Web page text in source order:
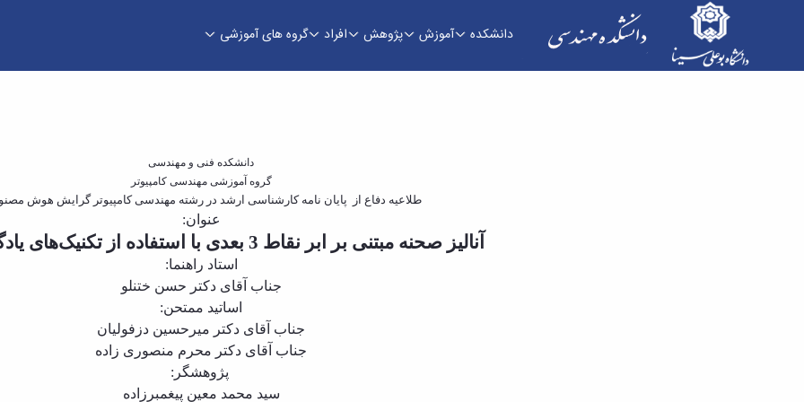
دانشکده آموزش پژوهش افراد گروه های آموزشی
دانشکده فنی و مهندسی
گروه آموزشی مهندسی کامپیوتر
طلاعیه دفاع از پایان نامه کارشناسی ارشد در رشته مهندسی کامپیوتر گرایش هوش
عنوان:
آنالیز صحنه مبتنی بر ابر نقاط 3 بعدی با استفاده از تکنیک‌های یادگیری عمیق
استاد راهنما:
جناب آقای دکتر حسن ختن­لو
اساتید ممتحن:
جناب آقای دکتر میرحسین دزفولیان
جناب آقای دکتر محرم منصوری زاده
پژوهشگر:
سید محمد معین پیغمبرزاده